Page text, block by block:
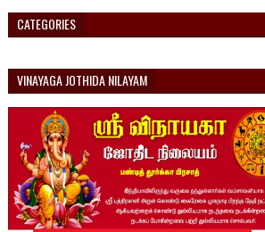
CATEGORIES
VINAYAGA JOTHIDA NILAYAM